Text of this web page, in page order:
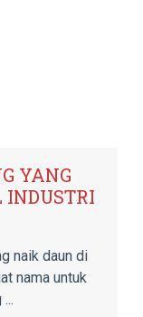
YANG
naik daun di
nama untuk